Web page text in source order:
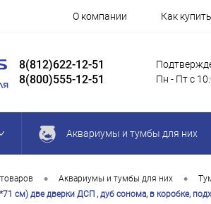
О компании Как купить
8(812)622-12-51
8(800)555-12-51
Пн - Пт с
Аквариумы и тумбы для них
• Аквариумы и тумбы для них •
см) две дверки ДСП , дуб сонома, в коробке,